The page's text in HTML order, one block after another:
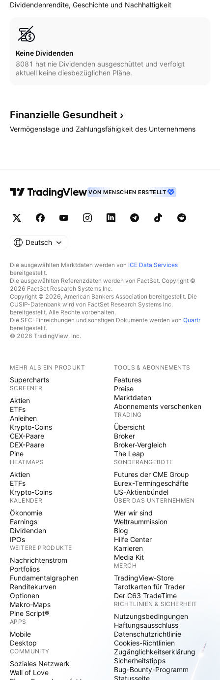
Dividendenrendite, Geschichte und Nachhaltigkeit
Keine Dividenden
8081 hat nie Dividenden ausgeschüttet und verfolgt
aktuell keine diesbezüglichen Pläne.
Finanzielle Gesundheit
Vermögenslage und Zahlungsfähigkeit des Unternehmens
VON MENSCHEN ERSTELLT
Deutsch
Die ausgewählten Marktdaten werden von ICE Data Services
bereitgestellt.
Die ausgewählten Referenzdaten werden von FactSet. Copyright ©
2026 FactSet Research Systems Inc.
Copyright © 2026, American Bankers Association bereitgestellt. Die
CUSIP-Datenbank wird von FactSet Research Systems Inc.
bereitgestellt. Alle Rechte vorbehalten.
Die SEC-Einreichungen und sonstigen Dokumente werden von Quartr
bereitgestellt.
© 2026 TradingView, Inc.
MEHR ALS EIN PRODUKT
Supercharts
SCREENER
Aktien
ETFs
Anleihen
Krypto-Coins
CEX-Paare
DEX-Paare
Pine
HEATMAPS
Aktien
ETFs
Krypto-Coins
KALENDER
Ökonomie
Earnings
Dividenden
IPOs
WEITERE PRODUKTE
Nachrichtenstrom
Portfolios
Fundamentalgraphen
Renditekurven
Optionen
Makro-Maps
Pine Script®
APPS
Mobile
Desktop
COMMUNITY
Soziales Netzwerk
Wall of Love
TOOLS & ABONNEMENTS
Features
Preise
Marktdaten
Abonnements verschenken
TRADING
Übersicht
Broker
Broker-Vergleich
The Leap
SONDERANGEBOTE
Futures der CME Group
Eurex-Termingeschäfte
US-Aktienbündel
ÜBER DAS UNTERNEHMEN
Wer wir sind
Weltraummission
Blog
Hilfe Center
Karrieren
Media Kit
MERCH
TradingView-Store
Tarotkarten für Trader
Der C63 TradeTime
RICHTLINIEN & SICHERHEIT
Nutzungsbedingungen
Haftungsausschluss
Datenschutzrichtlinie
Cookies-Richtlinien
Zugänglichkeitserklärung
Sicherheitstipps
Bug-Bounty-Programm
Statusseite